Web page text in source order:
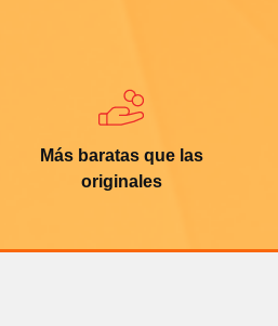
Más baratas que las
originales